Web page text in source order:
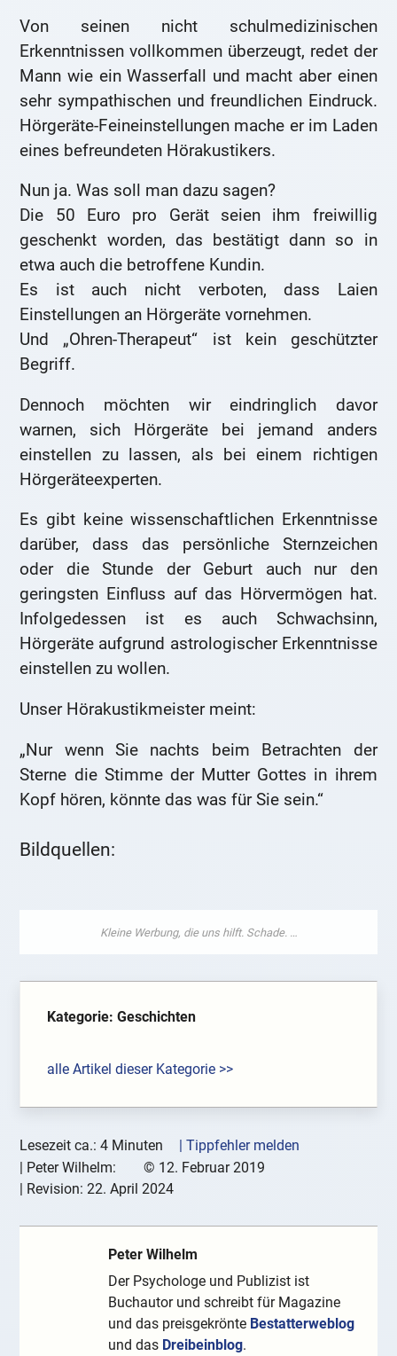
Von seinen nicht schulmedizinischen
Erkenntnissen vollkommen überzeugt, redet der
Mann wie ein Wasserfall und macht aber einen
sehr sympathischen und freundlichen Eindruck.
Hörgeräte-Feineinstellungen mache er im Laden
eines befreundeten Hörakustikers.
Nun ja. Was soll man dazu sagen?
Die 50 Euro pro Gerät seien ihm freiwillig
geschenkt worden, das bestätigt dann so in
etwa auch die betroffene Kundin.
Es ist auch nicht verboten, dass Laien
Einstellungen an Hörgeräte vornehmen.
Und „Ohren-Therapeut“ ist kein geschützter
Begriff.
Dennoch möchten wir eindringlich davor
warnen, sich Hörgeräte bei jemand anders
einstellen zu lassen, als bei einem richtigen
Hörgeräteexperten.
Es gibt keine wissenschaftlichen Erkenntnisse
darüber, dass das persönliche Sternzeichen
oder die Stunde der Geburt auch nur den
geringsten Einfluss auf das Hörvermögen hat.
Infolgedessen ist es auch Schwachsinn,
Hörgeräte aufgrund astrologischer Erkenntnisse
einstellen zu wollen.
Unser Hörakustikmeister meint:
„Nur wenn Sie nachts beim Betrachten der
Sterne die Stimme der Mutter Gottes in ihrem
Kopf hören, könnte das was für Sie sein.“
Bildquellen:
Kategorie: Geschichten
alle Artikel dieser Kategorie >>
Lesezeit ca.: 4 Minuten
| Tippfehler melden
| Peter Wilhelm: © 12. Februar 2019
| Revision:22. April 2024
Peter Wilhelm
Der Psychologe und Publizist ist
Buchautor und schreibt für Magazine
und das preisgekrönte Bestatterweblog
und das Dreibeinblog.